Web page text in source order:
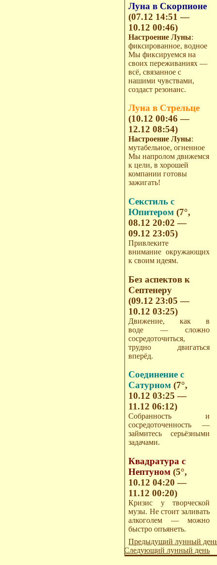
Луна в Скорпионе
(07.12 14:51 —
10.12 00:46)
Настроение Луны:
фиксированное, водное
Мы фиксируемся на
своих переживаниях —
всё, связанное с
нашими чувствами,
создаст резонанс.
Луна в Стрельце
(10.12 00:46 —
12.12 08:54)
Настроение Луны:
мутабельное, огненное
Мы напролом движемся
к цели, в хорошей
компании готовы
зажигать!
Секстиль с
Юпитером(7°,
08.12 20:02 —
09.12 23:05)
Привлеките
внимание окружающих
к своим идеям.
Без аспектов к
Септенеру
(09.12 23:05 —
10.12 03:25)
Движение, как в
воде — сложно
сосредоточиться,
трудно двигаться
вперёд.
Соединение с
Сатурном(7°,
10.12 03:25 —
11.12 06:12)
Собранность и
сосредоточенность —
займитесь серьёзными
задачами.
Квадратура с
Нептуном(5°,
10.12 04:20 —
11.12 00:20)
Кризис у творческой
музы. Не стоит заливать
алкоголем — можно
быстро опъянеть.
Предыдущий лунный
Следующий лунный день